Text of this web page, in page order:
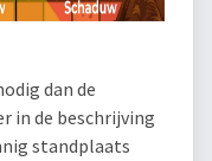
dan de
in de beschrijving
standplaats